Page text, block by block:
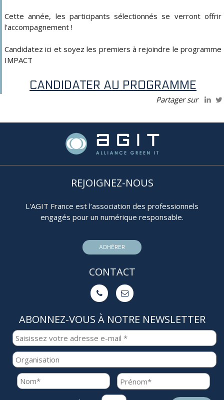
Cette année, les participants sélectionnés se verront offrir
l'accompagnement !
Candidatez ici et soyez les premiers à rejoindre le programme
IMPACT
CANDIDATER AU PROGRAMME
Partager sur
REJOIGNEZ-NOUS
L'AGIT France est l’association des professionnels
engagés pour un numérique responsable.
ADHÉRER
CONTACT
 
ABONNEZ-VOUS À NOTRE NEWSLETTER